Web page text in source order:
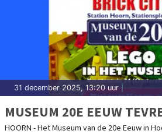
31 december 2025, 13:20 uur
MUSEUM 20E EEUW
HOORN - Het Museum van de 20e Eeuw in